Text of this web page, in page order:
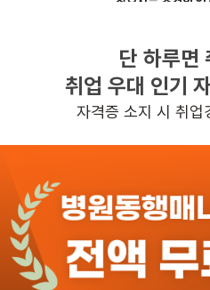
반경 3KM 이내의
단 하루면
취업 우대 인기
자격증 소지 시 취업